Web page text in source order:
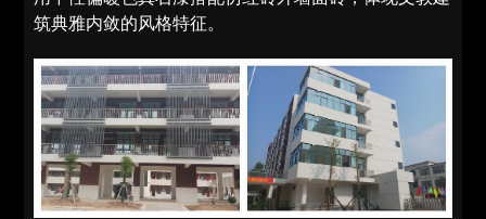
筑典雅内敛的风格特征。